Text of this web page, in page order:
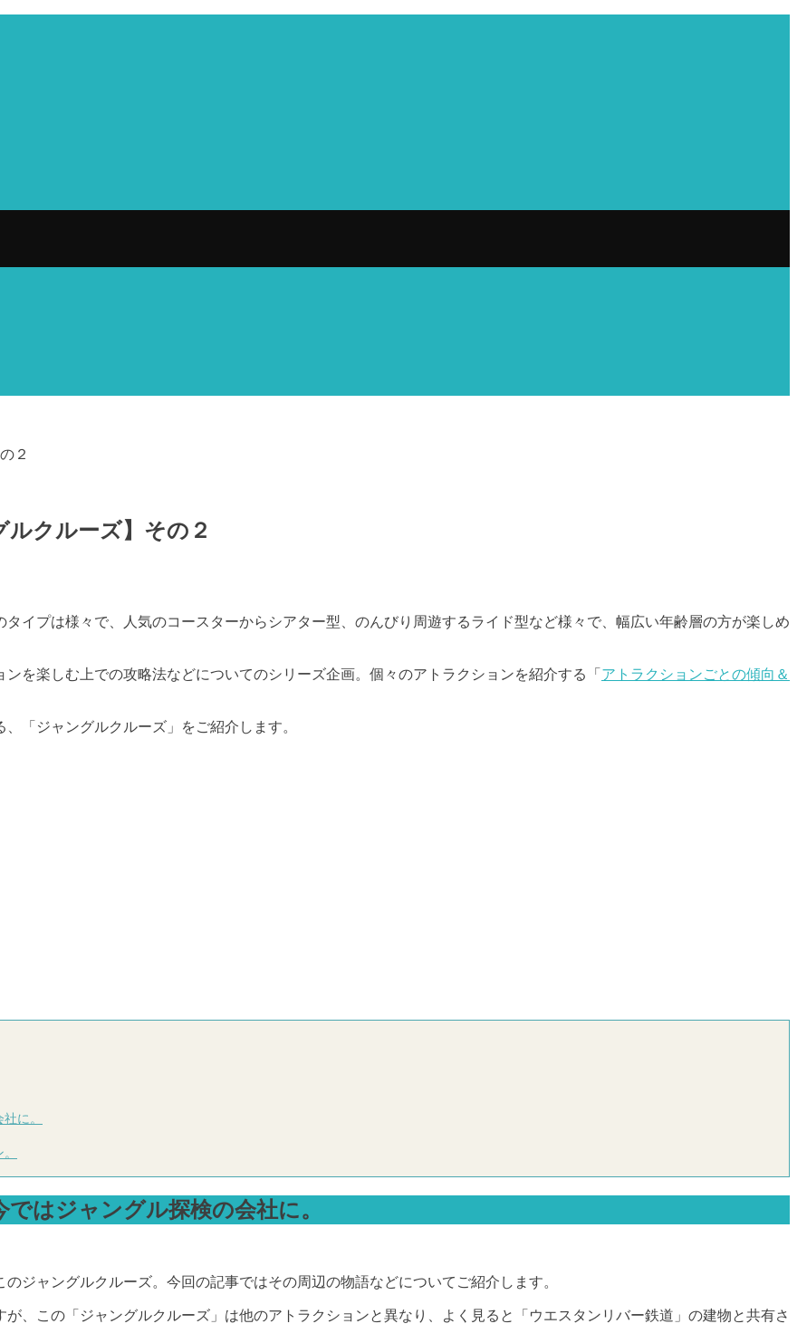
２
クルーズ】その２
イプは様々で、人気のコースターからシアター型、のんびり周遊するライド型など様々で、幅広い年齢層の方が楽しめ
を楽しむ上での攻略法などについてのシリーズ企画。個々のアトラクションを紹介する「 アトラクションごとの傾向＆
「ジャングルクルーズ」をご紹介します。
に。
はジャングル探検の会社に。
ジャングルクルーズ。今回の記事ではその周辺の物語などについてご紹介します。
、この「ジャングルクルーズ」は他のアトラクションと異なり、よく見ると「ウエスタンリバー鉄道」の建物と共有さ